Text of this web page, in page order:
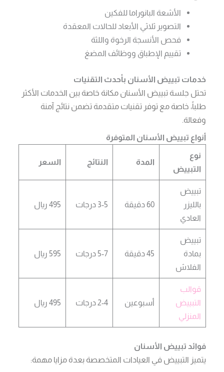
الأشعة البانوراما للفكين
التصوير ثلاثي الأبعاد للحالات المعقدة
فحص الأنسجة الرخوة واللثة
تقييم الإطباق ووظائف المضغ
خدمات تبييض الأسنان بأحدث التقنيات
تحتل جلسة تبييض الأسنان مكانة خاصة بين الخدمات الأكثر
طلباً، خاصة مع توفر تقنيات متقدمة تضمن نتائج آمنة
وفعالة.
أنواع تبييض الأسنان المتوفرة
نوع
التبييض
المدة النتائج السعر
تبييض
بالليزر
العادي
60 دقيقة 3-5 درجات 495 ريال
تبييض
بمادة
الفلاش
45 دقيقة 5-7 درجات 595 ريال
قوالب
التبييض
المنزلي
أسبوعين 2-4 درجات 495 ريال
فوائد تبييض الأسنان
يتميز التبييض في العيادات المتخصصة بعدة مزايا مهمة: